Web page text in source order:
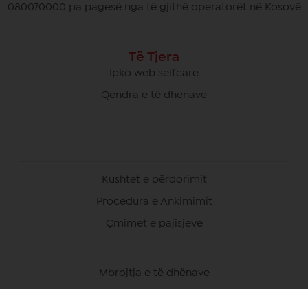
080070000 pa pagesë nga të gjithë operatorët në Kosovë
Të Tjera
Ipko web selfcare
Qendra e të dhenave
Kushtet e përdorimit
Procedura e Ankimimit
Çmimet e pajisjeve
Mbrojtja e të dhënave